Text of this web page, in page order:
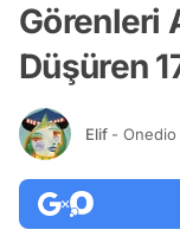
Görenleri
Düşüren
Elif - Onedio